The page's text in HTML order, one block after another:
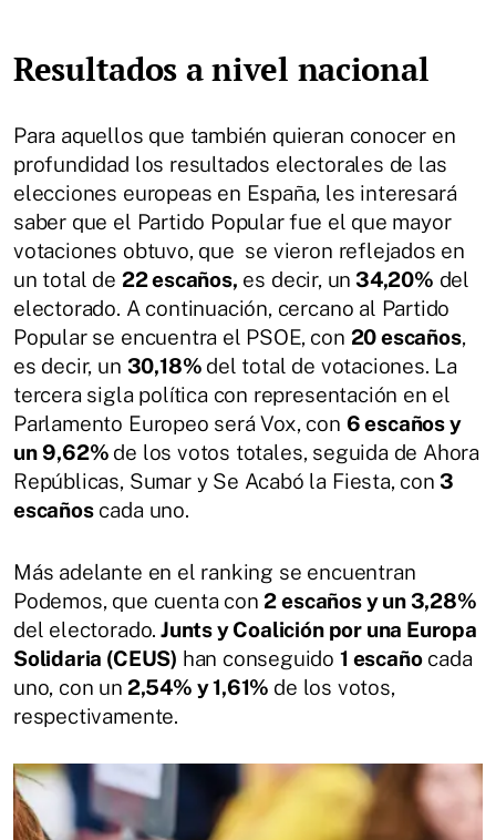
Resultados a nivel nacional
Para aquellos que también quieran conocer en
profundidad los resultados electorales de las
elecciones europeas en España, les interesará
saber que el Partido Popular fue el que mayor
votaciones obtuvo, que se vieron reflejados en
un total de 22 escaños, es decir, un 34,20% del
electorado. A continuación, cercano al Partido
Popular se encuentra el PSOE, con 20 escaños,
es decir, un 30,18% del total de votaciones. La
tercera sigla política con representación en el
Parlamento Europeo será Vox, con 6 escaños y
un 9,62% de los votos totales, seguida de Ahora
Repúblicas, Sumar y Se Acabó la Fiesta, con 3
escañoscada uno.
Más adelante en el ranking se encuentran
Podemos, que cuenta con2 escaños y un 3,28%
del electorado. Junts y Coalición por una Europa
Solidaria (CEUS) han conseguido 1 escañocada
uno, con un 2,54% y 1,61% de los votos,
respectivamente.